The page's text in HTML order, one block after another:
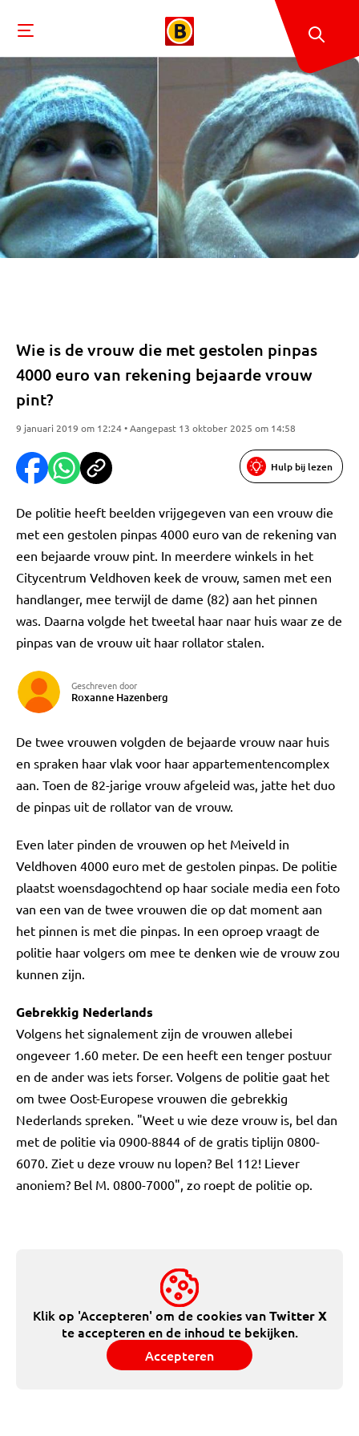
Wie is de vrouw die met gestolen pinpas
4000 euro van rekening bejaarde vrouw
pint?
9 januari 2019 om 12:24 • Aangepast 13 oktober 2025 om 14:58
Hulp bij lezen
De politie heeft beelden vrijgegeven van een vrouw die
met een gestolen pinpas 4000 euro van de rekening van
een bejaarde vrouw pint. In meerdere winkels in het
Citycentrum Veldhoven keek de vrouw, samen met een
handlanger, mee terwijl de dame (82) aan het pinnen
was. Daarna volgde het tweetal haar naar huis waar ze de
pinpas van de vrouw uit haar rollator stalen.
Geschreven door
Roxanne Hazenberg
De twee vrouwen volgden de bejaarde vrouw naar huis
en spraken haar vlak voor haar appartementencomplex
aan. Toen de 82-jarige vrouw afgeleid was, jatte het duo
de pinpas uit de rollator van de vrouw.
Even later pinden de vrouwen op het Meiveld in
Veldhoven 4000 euro met de gestolen pinpas. De politie
plaatst woensdagochtend op haar sociale media een foto
van een van de twee vrouwen die op dat moment aan
het pinnen is met die pinpas. In een oproep vraagt de
politie haar volgers om mee te denken wie de vrouw zou
kunnen zijn.
Gebrekkig Nederlands
Volgens het signalement zijn de vrouwen allebei
ongeveer 1.60 meter. De een heeft een tenger postuur
en de ander was iets forser. Volgens de politie gaat het
om twee Oost-Europese vrouwen die gebrekkig
Nederlands spreken. "Weet u wie deze vrouw is, bel dan
met de politie via 0900-8844 of de gratis tiplijn 0800-
6070. Ziet u deze vrouw nu lopen? Bel 112! Liever
anoniem? Bel M. 0800-7000", zo roept de politie op.
Klik op 'Accepteren' om de cookies vanTwitter X
te accepteren en de inhoud te bekijken.
Accepteren